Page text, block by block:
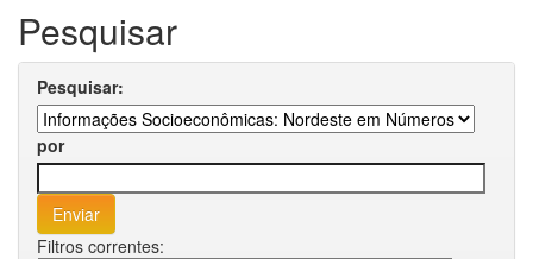
Pesquisar
Pesquisar:
por
Filtros correntes: